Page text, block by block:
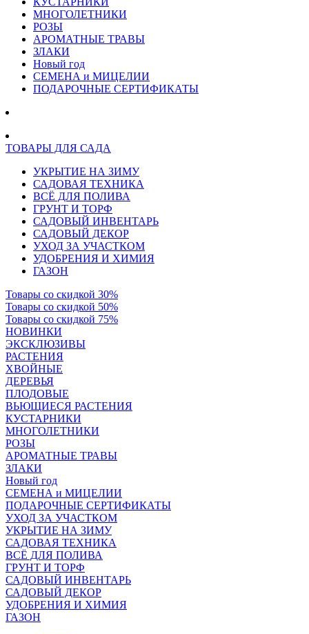
МНОГОЛЕТНИКИ
РОЗЫ
АРОМАТНЫЕ ТРАВЫ
ЗЛАКИ
Новый год
СЕМЕНА и МИЦЕЛИИ
ПОДАРОЧНЫЕ СЕРТИФИКАТЫ
ТОВАРЫ ДЛЯ САДА
УКРЫТИЕ НА ЗИМУ
САДОВАЯ ТЕХНИКА
ВСЁ ДЛЯ ПОЛИВА
ГРУНТ И ТОРФ
САДОВЫЙ ИНВЕНТАРЬ
САДОВЫЙ ДЕКОР
УХОД ЗА УЧАСТКОМ
УДОБРЕНИЯ И ХИМИЯ
ГАЗОН
Товары со скидкой 30%
Товары со скидкой 50%
Товары со скидкой 75%
НОВИНКИ
ЭКСКЛЮЗИВЫ
РАСТЕНИЯ
ХВОЙНЫЕ
ДЕРЕВЬЯ
ПЛОДОВЫЕ
ВЬЮЩИЕСЯ РАСТЕНИЯ
КУСТАРНИКИ
МНОГОЛЕТНИКИ
РОЗЫ
АРОМАТНЫЕ ТРАВЫ
ЗЛАКИ
Новый год
СЕМЕНА и МИЦЕЛИИ
ПОДАРОЧНЫЕ СЕРТИФИКАТЫ
УХОД ЗА УЧАСТКОМ
УКРЫТИЕ НА ЗИМУ
САДОВАЯ ТЕХНИКА
ВСЁ ДЛЯ ПОЛИВА
ГРУНТ И ТОРФ
САДОВЫЙ ИНВЕНТАРЬ
САДОВЫЙ ДЕКОР
УДОБРЕНИЯ И ХИМИЯ
ГАЗОН